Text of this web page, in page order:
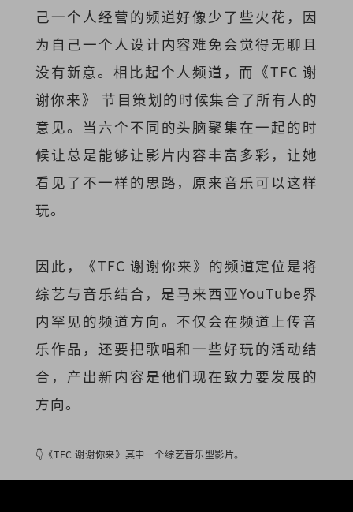
己一个人经营的频道好像少了些火花，因
为自己一个人设计内容难免会觉得无聊且
没有新意。相比起个人频道，而《TFC 谢
谢你来》 节目策划的时候集合了所有人的
意见。当六个不同的头脑聚集在一起的时
候让总是能够让影片内容丰富多彩，让她
看见了不一样的思路，原来音乐可以这样
玩。
因此，《TFC 谢谢你来》的频道定位是将
综艺与音乐结合，是马来西亚YouTube界
内罕见的频道方向。不仅会在频道上传音
乐作品，还要把歌唱和一些好玩的活动结
合，产出新内容是他们现在致力要发展的
方向。
👇《TFC 谢谢你来》其中一个综艺音乐型影片。